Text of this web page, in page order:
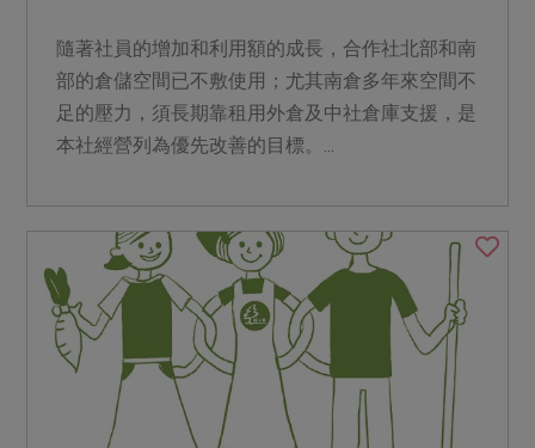
隨著社員的增加和利用額的成長，合作社北部和南
部的倉儲空間已不敷使用；尤其南倉多年來空間不
足的壓力，須長期靠租用外倉及中社倉庫支援，是
本社經營列為優先改善的目標。...